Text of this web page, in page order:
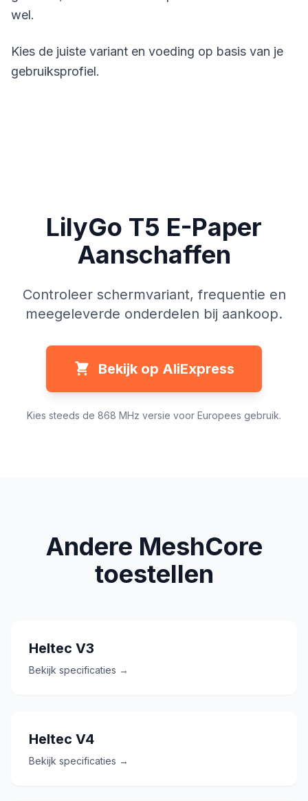
wel.
Kies de juiste variant en voeding op basis van je
gebruiksprofiel.
LilyGo T5 E-Paper
Aanschaffen
Controleer schermvariant, frequentie en
meegeleverde onderdelen bij aankoop.
Bekijk op AliExpress
Kies steeds de 868 MHz versie voor Europees gebruik.
Andere MeshCore
toestellen
Heltec V3
Bekijk specificaties →
Heltec V4
Bekijk specificaties →